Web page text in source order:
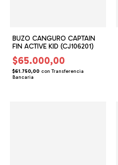
BUZO CANGURO CAPTAIN
FIN ACTIVE KID (CJ106201)
$65.000,00
$61.750,00 con Transferencia
Bancaria